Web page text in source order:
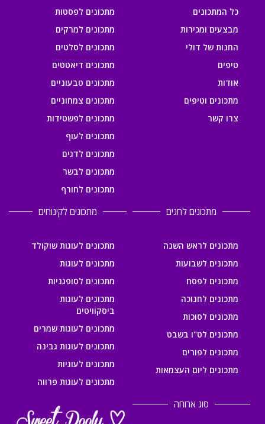
כל המתכונים
מבצעים ומכירות
החנות של דולי
טיפים
אודות
מתכונים וטיפים
צרו קשר
מתכונים לפסטות
מתכונים למרקים
מתכונים לסלטים
מתכונים דיאטטים
מתכונים טבעוניים
מתכונים צמחוניים
מתכונים לפשטידות
מתכונים לעוף
מתכונים לדגים
מתכונים לבשר
מתכונים לחורף
מתכונים לחגים
מתכונים לראש השנה
מתכונים לשבועות
מתכונים לפסח
מתכונים לחנוכה
מתכונים לסוכות
מתכונים לט"ו בשבט
מתכונים לפורים
מתכונים ליום העצמאות
מתכונים לקינוחים
מתכונים לעוגות שוקולד
מתכונים לעוגות
מתכונים לסופגניות
מתכונים לעוגות
ביסקוויטים
מתכונים לעוגות שמרים
מתכונים לעוגות גבינה
מתכונים לעוגיות
מתכונים לעוגות פרווה
סוג ארוחה